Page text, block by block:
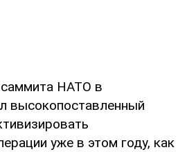
НАТО в
высокопоставленный
уже в этом году, как